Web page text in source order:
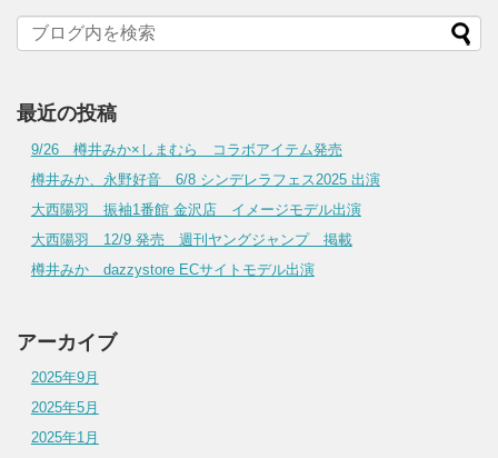
最近の投稿
9/26 樽井みか×しまむら コラボアイテム発売
樽井みか、永野好音 6/8 シンデレラフェス2025 出演
大西陽羽 振袖1番館 金沢店 イメージモデル出演
大西陽羽 12/9 発売 週刊ヤングジャンプ 掲載
樽井みか dazzystore ECサイトモデル出演
アーカイブ
2025年9月
2025年5月
2025年1月